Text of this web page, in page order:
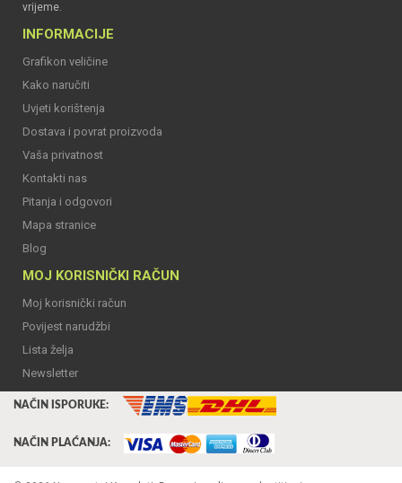
vrijeme.
INFORMACIJE
Grafikon veličine
Kako naručiti
Uvjeti korištenja
Dostava i povrat proizvoda
Vaša privatnost
Kontakti nas
Pitanja i odgovori
Mapa stranice
Blog
MOJ KORISNIČKI RAČUN
Moj korisnički račun
Povijest narudžbi
Lista želja
Newsletter
NAČIN ISPORUKE:
NAČIN PLAĆANJA: